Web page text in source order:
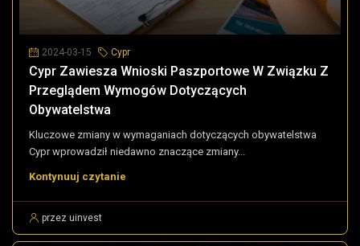
2024-03-15 Cypr
Cypr Zawiesza Wnioski Paszportowe W Związku Z
Przeglądem Wymogów Dotyczących
Obywatelstwa
Kluczowe zmiany w wymaganiach dotyczących obywatelstwa
Cypr wprowadził niedawno znaczące zmiany...
Kontynuuj czytanie
przez uinvest